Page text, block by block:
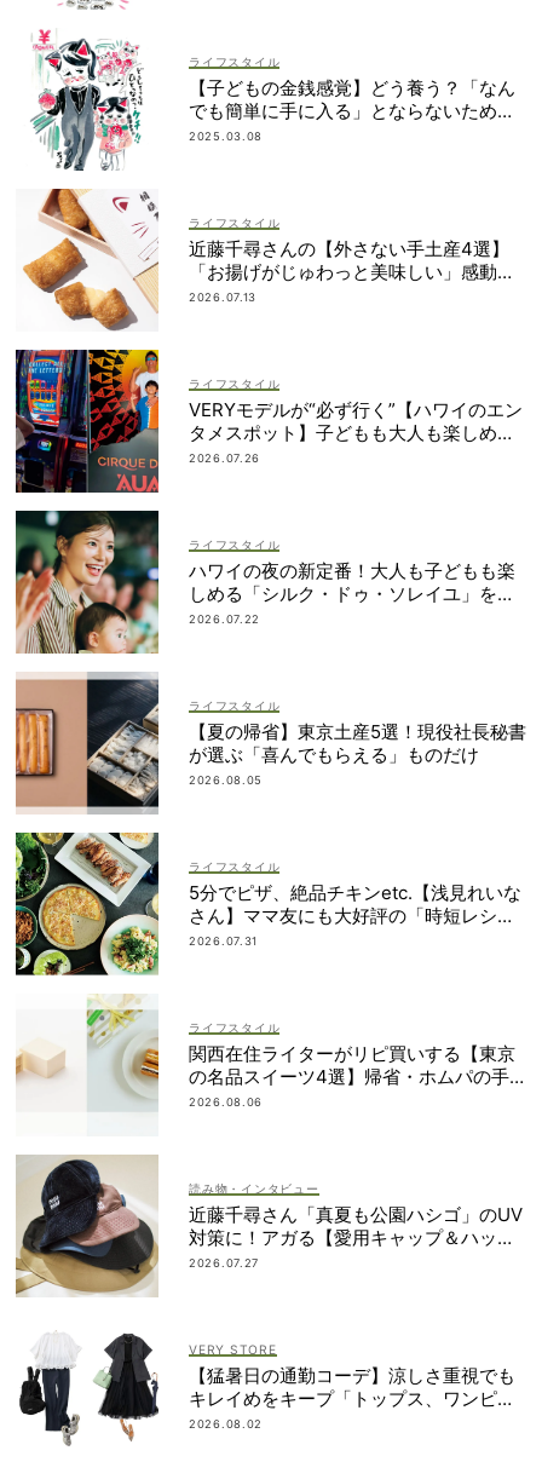
ライフスタイル
【子どもの金銭感覚】どう養う？「なん
でも簡単に手に入る」とならないための
考え方
2025.03.08
ライフスタイル
近藤千尋さんの【外さない手土産4選】
「お揚げがじゅわっと美味しい」感動も
のの逸品とは？
2026.07.13
ライフスタイル
VERYモデルが“必ず行く”【ハワイのエン
タメスポット】子どもも大人も楽しめる
ものって？
2026.07.26
ライフスタイル
ハワイの夜の新定番！大人も子どもも楽
しめる「シルク・ドゥ・ソレイユ」を体
験
2026.07.22
ライフスタイル
【夏の帰省】東京土産5選！現役社長秘書
が選ぶ「喜んでもらえる」ものだけ
2026.08.05
ライフスタイル
5分でピザ、絶品チキンetc.【浅見れいな
さん】ママ友にも大好評の「時短レシ
ピ」４選
2026.07.31
ライフスタイル
関西在住ライターがリピ買いする【東京
の名品スイーツ4選】帰省・ホムパの手
土産に
2026.08.06
読み物・インタビュー
近藤千尋さん「真夏も公園ハシゴ」のUV
対策に！アガる【愛用キャップ＆ハッ
ト】大公開
2026.07.27
VERY STORE
【猛暑日の通勤コーデ】涼しさ重視でも
キレイめをキープ「トップス、ワンピ３
選」
2026.08.02